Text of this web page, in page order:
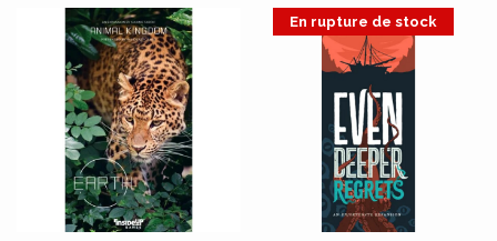
jeu de base, avec deux
pistes de recherche
inédites et leurs
mécaniques propres.
En rupture de stock